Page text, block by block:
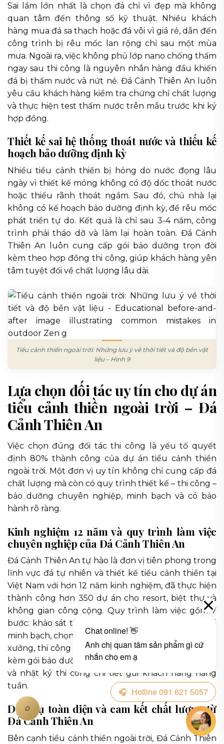
Sai lầm lớn nhất là chọn đá chỉ vì đẹp mà không
quan tâm đến thông số kỹ thuật. Nhiều khách
hàng mua đá sa thạch hoặc đá vôi vì giá rẻ, dẫn đến
công trình bị rêu mốc lan rộng chỉ sau một mùa
mưa. Ngoài ra, việc không phủ lớp nano chống thấm
ngay sau thi công là nguyên nhân hàng đầu khiến
đá bị thấm nước và nứt nẻ. Đá Cảnh Thiên An luôn
yêu cầu khách hàng kiểm tra chứng chỉ chất lượng
và thực hiện test thấm nước trên mẫu trước khi ký
hợp đồng.
Thiết kế sai hệ thống thoát nước và thiếu kế
hoạch bảo dưỡng định kỳ
Nhiều tiểu cảnh thiền bị hỏng do nước đọng lâu
ngày vì thiết kế móng không có độ dốc thoát nước
hoặc thiếu rãnh thoát ngầm. Sau đó, chủ nhà lại
không có kế hoạch bảo dưỡng định kỳ, để rêu mốc
phát triển tự do. Kết quả là chỉ sau 3-4 năm, công
trình phải tháo dỡ và làm lại hoàn toàn. Đá Cảnh
Thiên An luôn cung cấp gói bảo dưỡng trọn đời
kèm theo hợp đồng thi công, giúp khách hàng yên
tâm tuyệt đối về chất lượng lâu dài.
Tiểu cảnh thiền ngoài trời: Những lưu ý về thời tiết và độ bền vật
liệu – Hình 9
Lựa chọn đối tác uy tín cho dự án
tiểu cảnh thiền ngoài trời – Đá
Cảnh Thiên An
Việc chọn đúng đối tác thi công là yếu tố quyết
định 80% thành công của dự án tiểu cảnh thiền
ngoài trời. Một đơn vị uy tín không chỉ cung cấp đá
chất lượng mà còn có quy trình thiết kế – thi công –
bảo dưỡng chuyên nghiệp, minh bạch và có bảo
hành rõ ràng.
Kinh nghiệm 12 năm và quy trình làm việc
chuyên nghiệp của Đá Cảnh Thiên An
Đá Cảnh Thiên An tự hào là đơn vị tiên phong trong
lĩnh vực đá tự nhiên và thiết kế tiểu cảnh thiền tại
Việt Nam với hơn 12 năm kinh nghiệm, đã thực hiện
thành công hơn 350 dự án cho resort, biệt thự và
không gian công cộng. Quy trình làm việc gồm 7
bước: khảo sát thực địa, tư vấn thiết kế 3D, báo giá
minh bạch, chọn lọc đá tại mỏ, gia công chính xác tại
xưởng, thi công lắp đặt chuẩn kỹ thuật và bàn giao
kèm gói bảo dưỡng. Mỗi dự án đều có kỹ sư giám sát
và nhật ký thi công chi tiết gửi khách hàng hàng
tuần.
Dịch vụ toàn diện và cam kết chất lượng từ
Đá Cảnh Thiên An
Bên cạnh tiểu cảnh thiền ngoài trời, Đá Cảnh Thiên